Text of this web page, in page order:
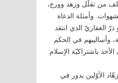
من تقلّل وزهد وورع،
وأمثلة الدعاة
الغفاريّ الذي انتقد
وأساليبهم في الحكم
باشتراكيّة الإسلام
الأوّلين يدور في